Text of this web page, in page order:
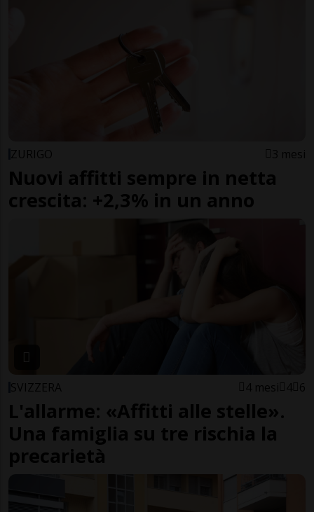
ZURIGO 3 mesi
Nuovi affitti sempre in netta
crescita: +2,3% in un anno
SVIZZERA 4 mesi 4 6
L'allarme: «Affitti alle stelle».
Una famiglia su tre rischia la
precarietà